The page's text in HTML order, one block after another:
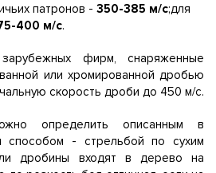
патронов - 350-385 м/с;для
400 м/с.
фирм, снаряженные
или хромированной дробью
скорость дроби до 450 м/с.
определить описанным в
способом - стрельбой по сухим
дробины входят в дерево на